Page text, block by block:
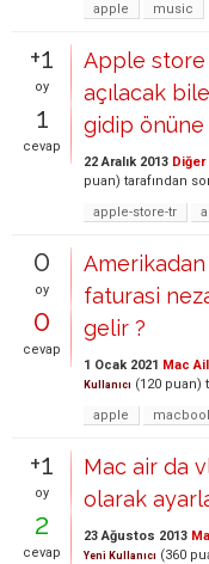
apple
music
+1
oy
1
cevap
Apple store
açılacak
gidip önüne
22 Aralık 2013 Diğer
puan) tarafından
apple-store-tr
0
oy
0
cevap
faturasi
gelir ?
1 Ocak 2021 Mac
Kullanıcı (120 puan)
apple
+1
oy
2
cevap
Mac air da
olarak
23 Ağustos 2013
Yeni Kullanıcı (360